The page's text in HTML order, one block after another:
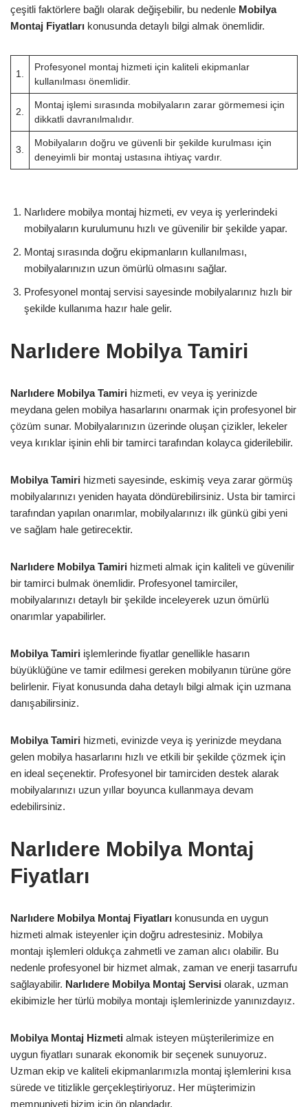
çeşitli faktörlere bağlı olarak değişebilir, bu nedenle Mobilya
Montaj Fiyatları konusunda detaylı bilgi almak önemlidir.
1.
Profesyonel montaj hizmeti için kaliteli ekipmanlar
kullanılması önemlidir.
2.
Montaj işlemi sırasında mobilyaların zarar görmemesi için
dikkatli davranılmalıdır.
3.
Mobilyaların doğru ve güvenli bir şekilde kurulması için
deneyimli bir montaj ustasına ihtiyaç vardır.
Narlıdere mobilya montaj hizmeti, ev veya iş yerlerindeki
mobilyaların kurulumunu hızlı ve güvenilir bir şekilde yapar.
Montaj sırasında doğru ekipmanların kullanılması,
mobilyalarınızın uzun ömürlü olmasını sağlar.
Profesyonel montaj servisi sayesinde mobilyalarınız hızlı bir
şekilde kullanıma hazır hale gelir.
Narlıdere Mobilya Tamiri
Narlıdere Mobilya Tamiri hizmeti, ev veya iş yerinizde
meydana gelen mobilya hasarlarını onarmak için profesyonel bir
çözüm sunar. Mobilyalarınızın üzerinde oluşan çizikler, lekeler
veya kırıklar işinin ehli bir tamirci tarafından kolayca giderilebilir.
Mobilya Tamiri hizmeti sayesinde, eskimiş veya zarar görmüş
mobilyalarınızı yeniden hayata döndürebilirsiniz. Usta bir tamirci
tarafından yapılan onarımlar, mobilyalarınızı ilk günkü gibi yeni
ve sağlam hale getirecektir.
Narlıdere Mobilya Tamiri hizmeti almak için kaliteli ve güvenilir
bir tamirci bulmak önemlidir. Profesyonel tamirciler,
mobilyalarınızı detaylı bir şekilde inceleyerek uzun ömürlü
onarımlar yapabilirler.
Mobilya Tamiri işlemlerinde fiyatlar genellikle hasarın
büyüklüğüne ve tamir edilmesi gereken mobilyanın türüne göre
belirlenir. Fiyat konusunda daha detaylı bilgi almak için uzmana
danışabilirsiniz.
Mobilya Tamiri hizmeti, evinizde veya iş yerinizde meydana
gelen mobilya hasarlarını hızlı ve etkili bir şekilde çözmek için
en ideal seçenektir. Profesyonel bir tamirciden destek alarak
mobilyalarınızı uzun yıllar boyunca kullanmaya devam
edebilirsiniz.
Narlıdere Mobilya Montaj
Fiyatları
Narlıdere Mobilya Montaj Fiyatları konusunda en uygun
hizmeti almak isteyenler için doğru adrestesiniz. Mobilya
montajı işlemleri oldukça zahmetli ve zaman alıcı olabilir. Bu
nedenle profesyonel bir hizmet almak, zaman ve enerji tasarrufu
sağlayabilir. Narlıdere Mobilya Montaj Servisi olarak, uzman
ekibimizle her türlü mobilya montajı işlemlerinizde yanınızdayız.
Mobilya Montaj Hizmeti almak isteyen müşterilerimize en
uygun fiyatları sunarak ekonomik bir seçenek sunuyoruz.
Uzman ekip ve kaliteli ekipmanlarımızla montaj işlemlerini kısa
sürede ve titizlikle gerçekleştiriyoruz. Her müşterimizin
memnuniyeti bizim için ön plandadır.